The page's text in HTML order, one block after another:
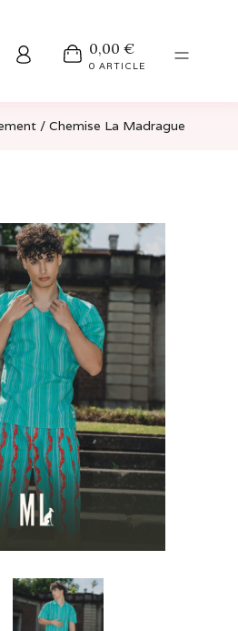
0,00€
0 ARTICLE
/ Chemise La Madrague